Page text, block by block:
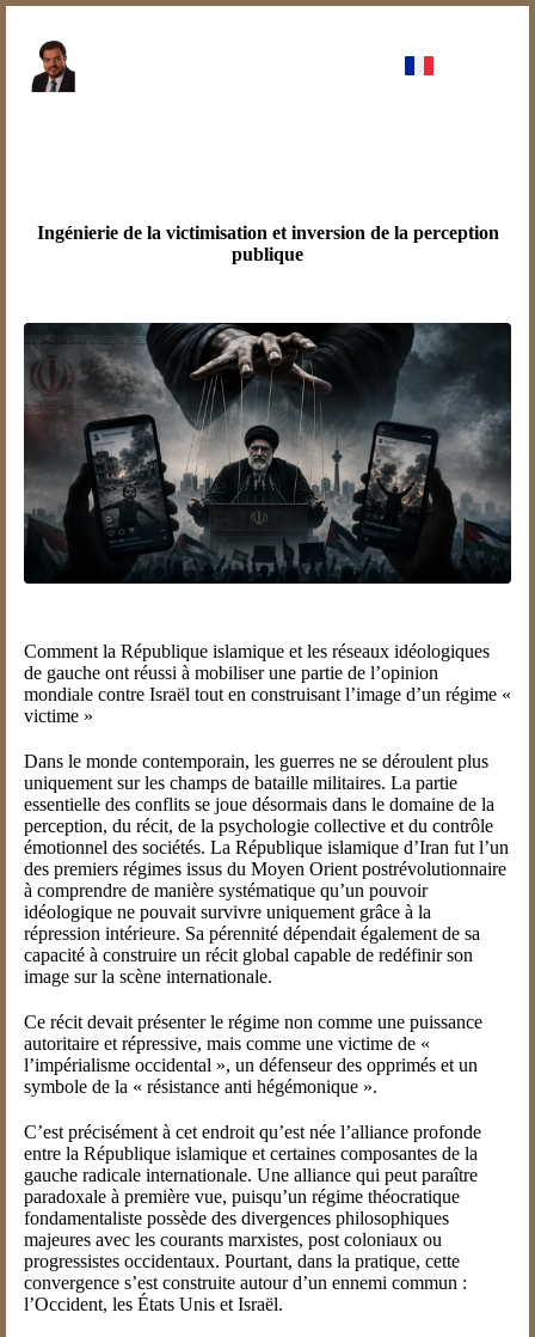
Ingénierie de la victimisation et inversion de la perception
publique
Comment la République islamique et les réseaux idéologiques
de gauche ont réussi à mobiliser une partie de l’opinion
mondiale contre Israël tout en construisant l’image d’un régime «
victime »
Dans le monde contemporain, les guerres ne se déroulent plus
uniquement sur les champs de bataille militaires. La partie
essentielle des conflits se joue désormais dans le domaine de la
perception, du récit, de la psychologie collective et du contrôle
émotionnel des sociétés. La République islamique d’Iran fut l’un
des premiers régimes issus du Moyen Orient postrévolutionnaire
à comprendre de manière systématique qu’un pouvoir
idéologique ne pouvait survivre uniquement grâce à la
répression intérieure. Sa pérennité dépendait également de sa
capacité à construire un récit global capable de redéfinir son
image sur la scène internationale.
Ce récit devait présenter le régime non comme une puissance
autoritaire et répressive, mais comme une victime de «
l’impérialisme occidental », un défenseur des opprimés et un
symbole de la « résistance anti hégémonique ».
C’est précisément à cet endroit qu’est née l’alliance profonde
entre la République islamique et certaines composantes de la
gauche radicale internationale. Une alliance qui peut paraître
paradoxale à première vue, puisqu’un régime théocratique
fondamentaliste possède des divergences philosophiques
majeures avec les courants marxistes, post coloniaux ou
progressistes occidentaux. Pourtant, dans la pratique, cette
convergence s’est construite autour d’un ennemi commun :
l’Occident, les États Unis et Israël.